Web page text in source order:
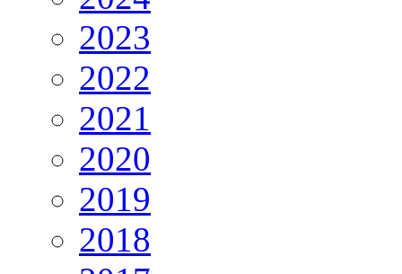
2023
2022
2021
2020
2019
2018